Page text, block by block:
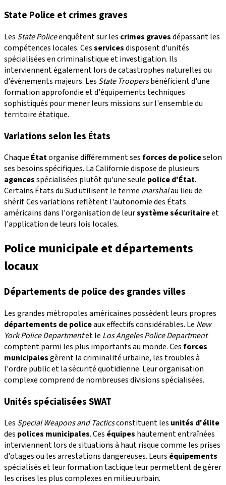
State Police et crimes graves
Les State Policeenquêtent sur les crimes gravesdépassant les
compétences locales. Cesservicesdisposent d'unités
spécialisées en criminalistique et investigation. Ils
interviennent également lors de catastrophes naturelles ou
d'événements majeurs. Les State Troopersbénéficient d'une
formation approfondie et d'équipements techniques
sophistiqués pour mener leurs missions sur l'ensemble du
territoire étatique.
Variations selon les États
Chaque Étatorganise différemment sesforces de policeselon
ses besoins spécifiques. La Californie dispose de plusieurs
agencesspécialisées plutôt qu'une seule police d'État.
Certains États du Sud utilisent le terme marshalau lieu de
shérif. Ces variations reflètent l'autonomie des États
américains dans l'organisation de leursystème sécuritaireet
l'application de leurs lois locales.
Police municipale et départements
locaux
Départements de police des grandes villes
Les grandes métropoles américaines possèdent leurs propres
départements de policeaux effectifs considérables. Le New
York Police Departmentet le Los Angeles Police Department
comptent parmi les plus importants au monde. Cesforces
municipalesgèrent la criminalité urbaine, les troubles à
l'ordre public et la sécurité quotidienne. Leur organisation
complexe comprend de nombreuses divisions spécialisées.
Unités spécialisées SWAT
Les Special Weapons and Tacticsconstituent les unités d'élite
des polices municipales. Ces équipes hautement entraînées
interviennent lors de situations à haut risque comme les prises
d'otages ou les arrestations dangereuses. Leurs équipements
spécialisés et leur formation tactique leur permettent de gérer
les crises les plus complexes en milieu urbain.